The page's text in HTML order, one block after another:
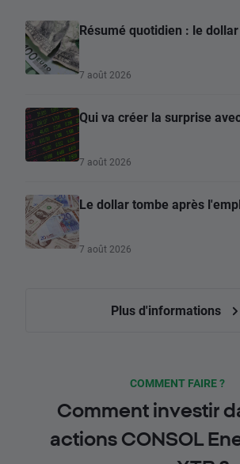
Résumé quotidien : le
7 août 2026
Qui va créer la surprise
7 août 2026
Le dollar tombe après
7 août 2026
Plus d'informations
COMMENT FAIRE ?
Comment investir
actions CONSOL